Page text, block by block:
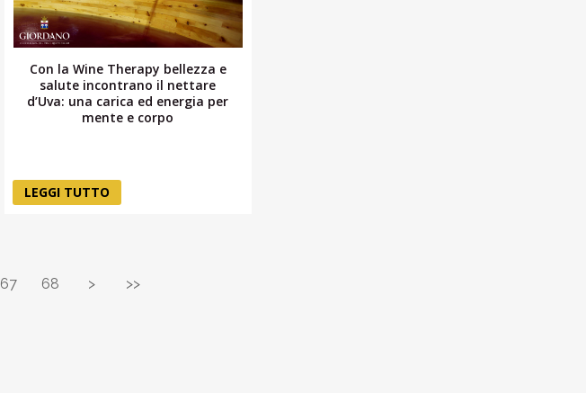
Con la Wine Therapy bellezza e
salute incontrano il nettare
d’Uva: una carica ed energia per
mente e corpo
LEGGI TUTTO
67 68 > >>